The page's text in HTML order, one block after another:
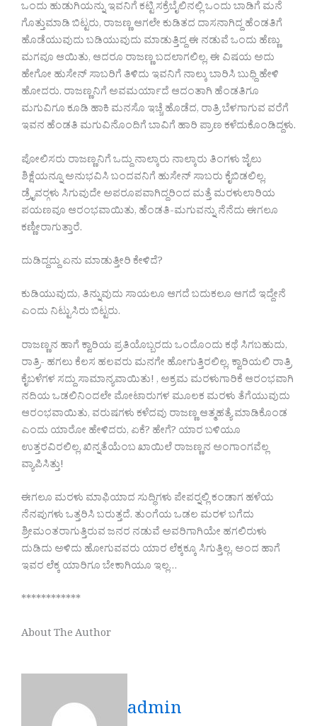
ಒಂದು ಹುಡುಗಿಯನ್ನು ಇವನಿಗೆ ಕಟ್ಟಿ ಸಕ್ರೆಬೈಲಿನಲ್ಲಿ ಒಂದು ಬಾಡಿಗೆ ಮನೆ
ಗೊತ್ತುಮಾಡಿ ಬಿಟ್ಟರು, ರಾಜಣ್ಣ ಆಗಲೇ ಕುಡಿತದ ದಾಸನಾಗಿದ್ದ ಹೆಂಡತಿಗೆ
ಹೊಡೆಯುವುದು ಬಡಿಯುವುದು ಮಾಡುತ್ತಿದ್ದ ಈ ನಡುವೆ ಒಂದು ಹೆಣ್ಣು
ಮಗವೂ ಆಯಿತು, ಆದರೂ ರಾಜಣ್ಣ ಬದಲಾಗಲಿಲ್ಲ, ಈ ವಿಷಯ ಅದು
ಹೇಗೋ ಹುಸೇನ್ ಸಾಬರಿಗೆ ತಿಳಿದು ಇವನಿಗೆ ನಾಲ್ಕು ಬಾರಿಸಿ ಬುಧ್ದಿ ಹೇಳಿ
ಹೋದರು. ರಾಜಣ್ಣನಿಗೆ ಅವಮರ್ಯಾದೆ ಆದಂತಾಗಿ ಹೆಂಡತಿಗೂ
ಮಗುವಿಗೂ ಕೂಡಿ ಹಾಕಿ ಮನಸೊ ಇಚ್ಚೆ ಹೊಡೆದ, ರಾತ್ರಿ ಬೆಳಗಾಗುವ ವರೆಗೆ
ಇವನ ಹೆಂಡತಿ ಮಗುವಿನೊಂದಿಗೆ ಬಾವಿಗೆ ಹಾರಿ ಪ್ರಾಣ ಕಳೆದುಕೊಂಡಿದ್ದಳು.
ಪೋಲಿಸರು ರಾಜಣ್ಣನಿಗೆ ಒದ್ದು ನಾಲ್ಕಾರು ನಾಲ್ಕಾರು ತಿಂಗಳು ಜೈಲು
ಶಿಕ್ಷೆಯನ್ನೂ ಅನುಭವಿಸಿ ಬಂದವನಿಗೆ ಹುಸೇನ್ ಸಾಬರು ಕೈಬಿಡಲಿಲ್ಲ,
ಡ್ರೈವರ್‍ಗಳು ಸಿಗುವುದೇ ಅಪರೂಪವಾಗಿದ್ದರಿಂದ ಮತ್ತೆ ಮರಳುಲಾರಿಯ
ಪಯಣವೂ ಆರಂಭವಾಯಿತು, ಹೆಂಡತಿ-ಮಗುವನ್ನು ನೆನೆದು ಈಗಲೂ
ಕಣ್ಣೀರಾಗುತ್ತಾರೆ.
ದುಡಿದ್ದದ್ದು ಏನು ಮಾಡುತ್ತೀರಿ ಕೇಳಿದೆ?
ಕುಡಿಯುವುದು, ತಿನ್ನುವುದು ಸಾಯಲೂ ಆಗದೆ ಬದುಕಲೂ ಆಗದೆ ಇದ್ದೇನೆ
ಎಂದು ನಿಟ್ಟುಸಿರು ಬಿಟ್ಟರು.
ರಾಜಣ್ಣನ ಹಾಗೆ ಕ್ವಾರಿಯ ಪ್ರತಿಯೊಬ್ಬರದು ಒಂದೊಂದು ಕಥೆ ಸಿಗಬಹುದು,
ರಾತ್ರಿ- ಹಗಲು ಕೆಲಸ ಹಲವರು ಮನಗೇ ಹೋಗುತ್ತಿರಲಿಲ್ಲ, ಕ್ವಾರಿಯಲಿ ರಾತ್ರಿ
ಕೈಬಳೆಗಳ ಸದ್ದು ಸಾಮಾನ್ಯವಾಯಿತು! , ಅಕ್ರಮ ಮರಳುಗಾರಿಕೆ ಆರಂಭವಾಗಿ
ನದಿಯ ಒಡಲಿನಿಂದಲೇ ಮೋಟಾರುಗಳ ಮೂಲಕ ಮರಳು ತೆಗೆಯುವುದು
ಆರಂಭವಾಯಿತು, ವರುಷಗಳು ಕಳೆದವು ರಾಜಣ್ಣ ಆತ್ಮಹತ್ಯೆ ಮಾಡಿಕೊಂಡ
ಎಂದು ಯಾರೋ ಹೇಳಿದರು, ಏಕೆ? ಹೇಗೆ? ಯಾರ ಬಳಿಯೂ
ಉತ್ತರವಿರಲಿಲ್ಲ, ಖಿನ್ನತೆಯೆಂಬ ಖಾಯಿಲೆ ರಾಜಣ್ಣನ ಅಂಗಾಂಗವೆಲ್ಲ
ವ್ಯಾಪಿಸಿತ್ತು!
ಈಗಲೂ ಮರಳು ಮಾಫಿಯಾದ ಸುದ್ಧಿಗಳು ಪೇಪರ್‍ನಲ್ಲಿ ಕಂಡಾಗ ಹಳೆಯ
ನೆನಪುಗಳು ಒತ್ತರಿಸಿ ಬರುತ್ತದೆ. ತುಂಗೆಯ ಒಡಲ ಮರಳ ಬಗೆದು
ಶ್ರೀಮಂತರಾಗುತ್ತಿರುವ ಜನರ ನಡುವೆ ಅವರಿಗಾಗಿಯೇ ಹಗಲಿರುಳು
ದುಡಿದು ಅಳಿದು ಹೋಗುವವರು ಯಾರ ಲೆಕ್ಕಕ್ಕೂ ಸಿಗುತ್ತಿಲ್ಲ, ಅಂದ ಹಾಗೆ
ಇವರ ಲೆಕ್ಕ ಯಾರಿಗೂ ಬೇಕಾಗಿಯೂ ಇಲ್ಲ…
************
About The Author
admin